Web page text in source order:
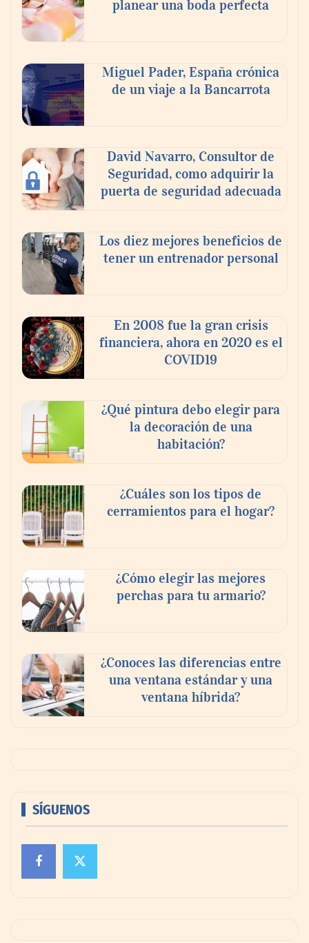
escogen
compromiso para el eclipse solar del 12 de
agosto
‘El ransomware se puede vencer. No
Ricardo Palacio Escobar
planear una boda perfecta
Miguel Pader, España crónica
de un viaje a la Bancarrota
David Navarro, Consultor de
Seguridad, como adquirir la
puerta de seguridad adecuada
Los diez mejores beneficios de
tener un entrenador personal
En 2008 fue la gran crisis
financiera, ahora en 2020 es el
COVID19
¿Qué pintura debo elegir para
la decoración de una
habitación?
¿Cuáles son los tipos de
cerramientos para el hogar?
¿Cómo elegir las mejores
perchas para tu armario?
¿Conoces las diferencias entre
una ventana estándar y una
ventana híbrida?
SÍGUENOS